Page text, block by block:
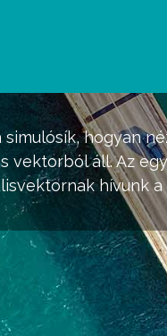
hogyan
vektorból áll. Az
hívunk